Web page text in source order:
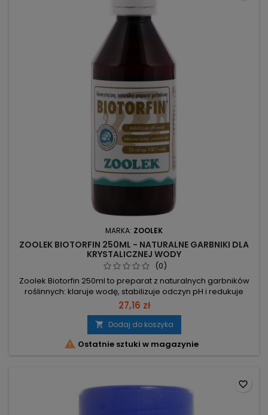
MARKA: ZOOLEK
ZOOLEK BIOTORFIN 250ML - NATURALNE GARBNIKI DLA
KRYSTALICZNEJ WODY
(0)
Zoolek Biotorfin 250ml to preparat z naturalnych garbników
roślinnych: klaruje wodę, stabilizuje odczyn pH i redukuje
toksyczne jony metali, poprawiając warunki dla ryb i roślin.
250 ml – poręczne opakowanie z naturalnymi garbnikami do
pielęgnacji stawu. Usuwa odpadowe substancje białkowe –
klarowna woda = zdrowszy rozwój ryb i estetyczny wygląd.
Wytrąca...
27,16 zł
 Dodaj do koszyka
 Ostatnie sztuki w magazynie
favorite_border